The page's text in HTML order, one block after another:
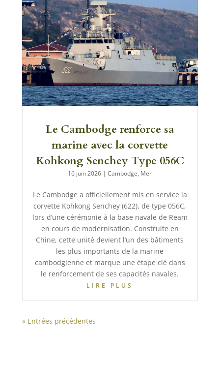
Le Cambodge renforce sa
marine avec la corvette
Kohkong Senchey Type 056C
16 juin 2026 |Cambodge, Mer
Le Cambodge a officiellement mis en service la
corvette Kohkong Senchey (622), de type 056C,
lors d’une cérémonie à la base navale de Ream
en cours de modernisation. Construite en
Chine, cette unité devient l’un des bâtiments
les plus importants de la marine
cambodgienne et marque une étape clé dans
le renforcement de ses capacités navales.
LIRE PLUS
« Entrées précédentes